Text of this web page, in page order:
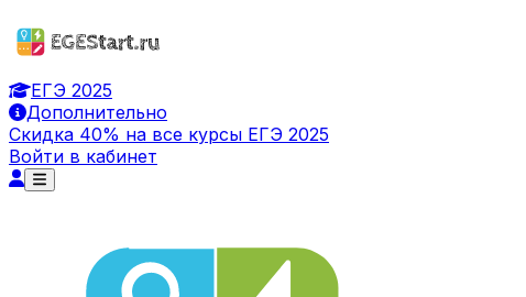
ЕГЭ 2025
Дополнительно
Скидка 40% на все курсы ЕГЭ 2025
Войти в кабинет